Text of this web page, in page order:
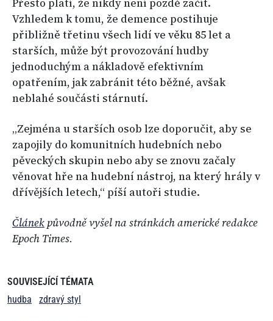
Přesto platí, že nikdy není pozdě začít.
Vzhledem k tomu, že demence postihuje
přibližně třetinu všech lidí ve věku 85 let a
starších, může být provozování hudby
jednoduchým a nákladově efektivním
opatřením, jak zabránit této běžné, avšak
neblahé součásti stárnutí.
„Zejména u starších osob lze doporučit, aby se
zapojily do komunitních hudebních nebo
pěveckých skupin nebo aby se znovu začaly
věnovat hře na hudební nástroj, na který hrály v
dřívějších letech,“ píší autoři studie.
Článekpůvodně vyšel na stránkách americké redakce
Epoch Times.
SOUVISEJÍCÍ TÉMATA
hudba
zdravý styl